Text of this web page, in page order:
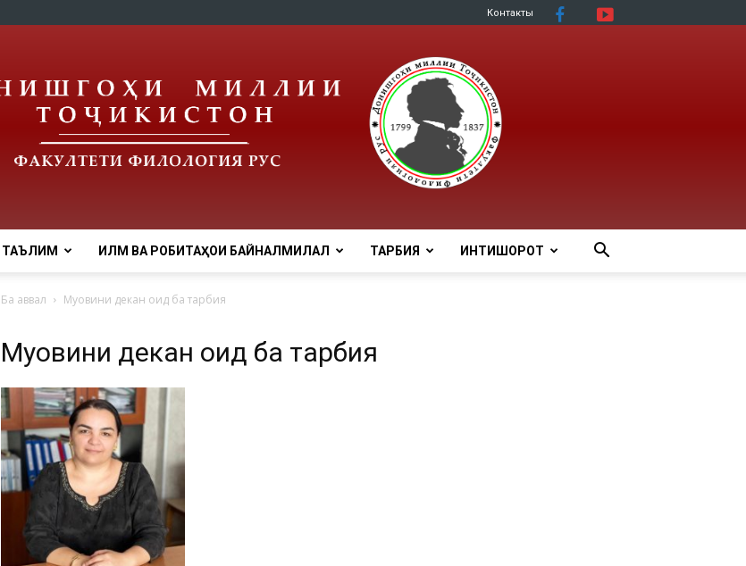
Контакты
ТАЪЛИМ ИЛМ ВА РОБИТАҲОИ БАЙНАЛМИЛАЛӢ ТАРБИЯ ИНТИШОРОТ
Ба аввал Муовини декан оид ба тарбия
Муовини декан оид ба тарбия